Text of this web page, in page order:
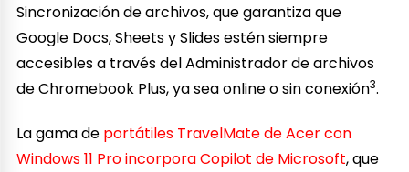
Sincronización de archivos, que garantiza que
Google Docs, Sheets y Slides estén siempre
accesibles a través del Administrador de archivos
de Chromebook Plus, ya sea online o sin conexión3.
La gama de portátiles TravelMate de Acer con
Windows 11 Pro incorpora Copilot de Microsoft, que